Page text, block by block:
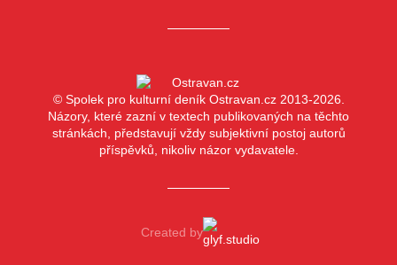
© Spolek pro kulturní deník Ostravan.cz 2013-2026.
Názory, které zazní v textech publikovaných na těchto
stránkách, představují vždy subjektivní postoj autorů
příspěvků, nikoliv názor vydavatele.
Created by